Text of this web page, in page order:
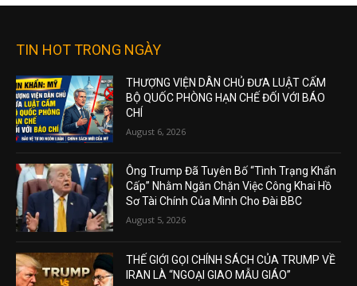
TIN HOT TRONG NGÀY
THƯỢNG VIỆN DÂN CHỦ ĐƯA LUẬT CẤM
BỘ QUỐC PHÒNG HẠN CHẾ ĐỐI VỚI BÁO
CHÍ
August 6, 2026
Ông Trump Đã Tuyên Bố “Tình Trạng Khẩn
Cấp” Nhằm Ngăn Chặn Việc Công Khai Hồ
Sơ Tài Chính Của Mình Cho Đài BBC
August 5, 2026
THẾ GIỚI GỌI CHÍNH SÁCH CỦA TRUMP VỀ
IRAN LÀ “NGOẠI GIAO MẪU GIÁO”